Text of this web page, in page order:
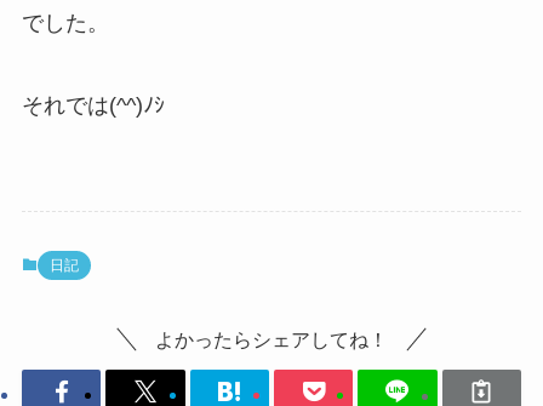
でした。
それでは(^^)ﾉｼ
日記
よかったらシェアしてね！